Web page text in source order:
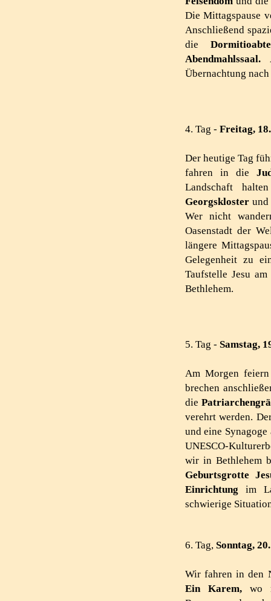
Die Mittagspause
Anschließend
die
Abendmahlssaal.
Übernachtung nach
4. Tag - Freitag,
Der heutige Tag
fahren in die
Landschaft
Georgsklosterund
Wer nicht
Oasenstadt der
längere
Gelegenheit zu
Taufstelle Jesu
Bethlehem.
5. Tag - Samstag,
Am Morgen
brechen
die
verehrt werden.
und eine
UNESCO-
wir in Bethlehem
Geburtsgrotte
Einrichtung im
schwierige
6. Tag, Sonntag,
Wir fahren in den
Ein Karem, wo